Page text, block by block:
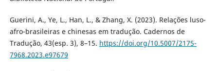
Guerini, A., Ye, L., Han, L., & Zhang, X. (2023). Relações luso-
afro-brasileiras e chinesas em tradução. Cadernos de
Tradução, 43(esp. 3), 8–15. https://doi.org/10.5007/2175-
7968.2023.e97679